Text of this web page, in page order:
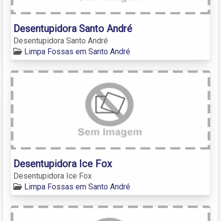
Desentupidora Santo André
Desentupidora Santo André
Limpa Fossas em Santo André
Desentupidora Ice Fox
Desentupidora Ice Fox
Limpa Fossas em Santo André